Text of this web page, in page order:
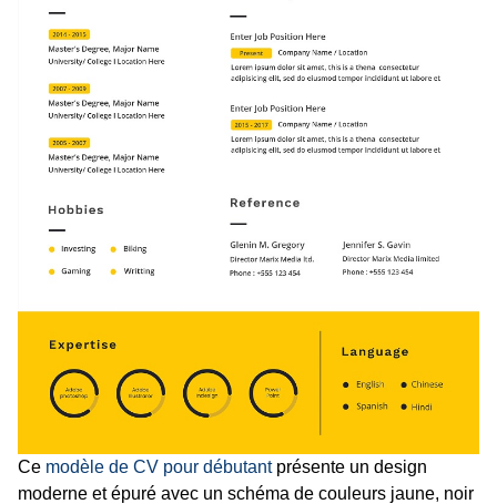
Ce modèle de CV pour débutantprésente un design
moderne et épuré avec un schéma de couleurs jaune, noir